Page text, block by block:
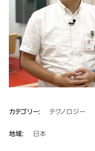
カテゴリー テクノロジー
地域 日本